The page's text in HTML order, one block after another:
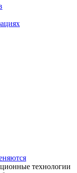
технологии